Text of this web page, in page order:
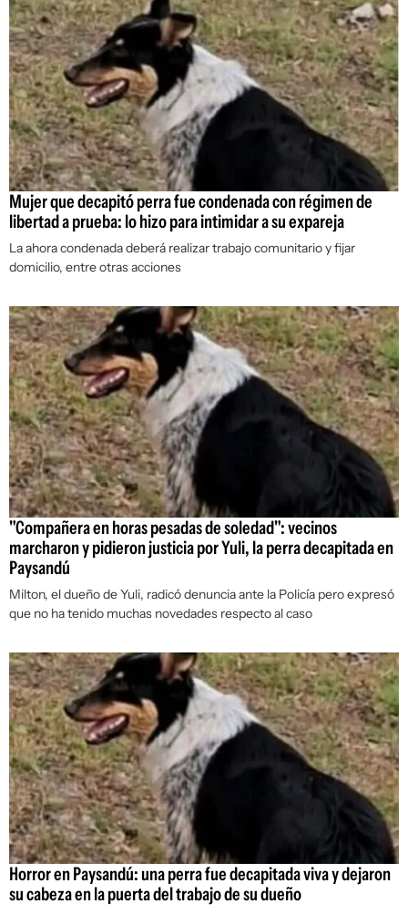
Mujer que decapitó perra fue condenada con régimen de
libertad a prueba: lo hizo para intimidar a su expareja
La ahora condenada deberá realizar trabajo comunitario y fijar
domicilio, entre otras acciones
"Compañera en horas pesadas de soledad": vecinos
marcharon y pidieron justicia por Yuli, la perra decapitada en
Paysandú
Milton, el dueño de Yuli, radicó denuncia ante la Policía pero expresó
que no ha tenido muchas novedades respecto al caso
Horror en Paysandú: una perra fue decapitada viva y dejaron
su cabeza en la puerta del trabajo de su dueño